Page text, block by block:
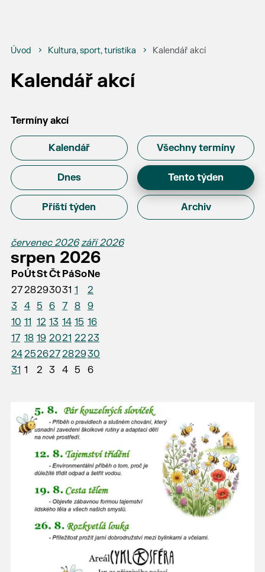
Úvod Kultura, sport, turistika Kalendář akcí
Kalendář akcí
Termíny akcí
Kalendář Všechny termíny
Dnes Tento týden
Příští týden Archiv
červenec 2026 září 2026
srpen 2026
PoÚtStČt PáSoNe
2728293031 1
2
3
4 5 6 7 8
9
10 11 12 13 14 15 16
17 18 19 2021 2223
24252627282930
31 1 2 3 4 5 6